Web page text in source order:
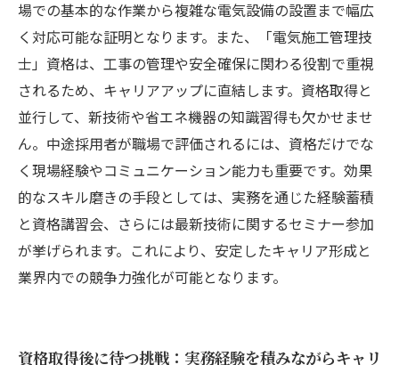
場での基本的な作業から複雑な電気設備の設置まで幅広
く対応可能な証明となります。また、「電気施工管理技
士」資格は、工事の管理や安全確保に関わる役割で重視
されるため、キャリアアップに直結します。資格取得と
並行して、新技術や省エネ機器の知識習得も欠かせませ
ん。中途採用者が職場で評価されるには、資格だけでな
く現場経験やコミュニケーション能力も重要です。効果
的なスキル磨きの手段としては、実務を通じた経験蓄積
と資格講習会、さらには最新技術に関するセミナー参加
が挙げられます。これにより、安定したキャリア形成と
業界内での競争力強化が可能となります。
資格取得後に待つ挑戦：実務経験を積みながらキャリ